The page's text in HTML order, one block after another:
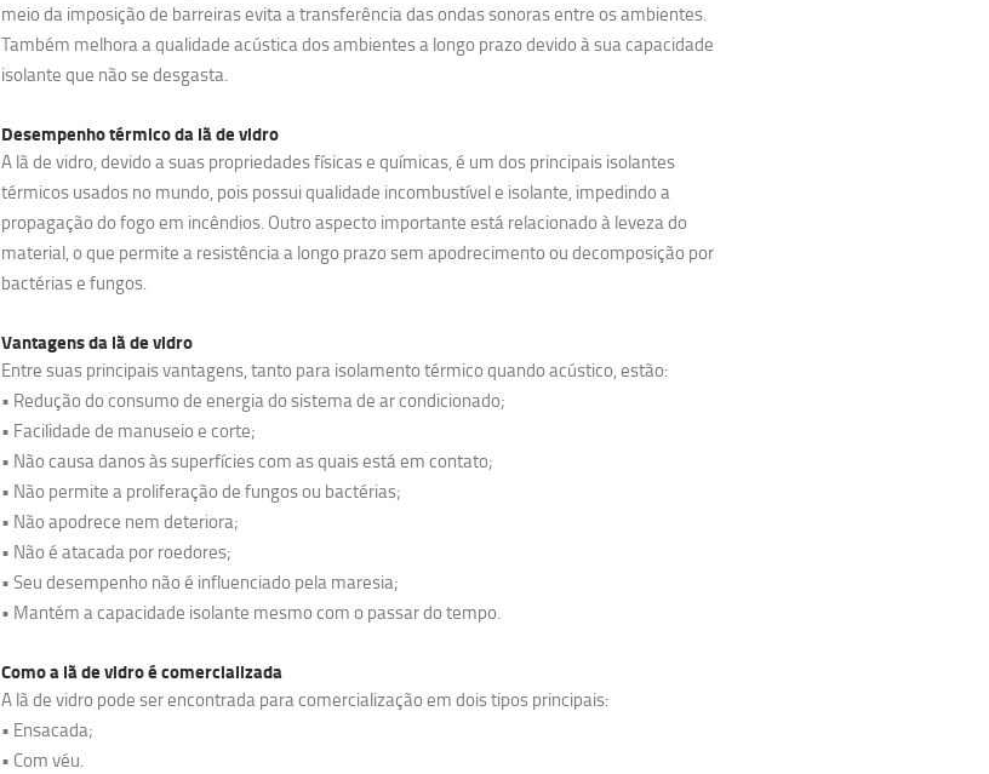
meio da imposição de barreiras evita a transferência das ondas sonoras entre os ambientes.
Também melhora a qualidade acústica dos ambientes a longo prazo devido à sua capacidade
isolante que não se desgasta.
Desempenho térmico da lã de vidro
A lã de vidro, devido a suas propriedades físicas e químicas, é um dos principais isolantes
térmicos usados no mundo, pois possui qualidade incombustível e isolante, impedindo a
propagação do fogo em incêndios. Outro aspecto importante está relacionado à leveza do
material, o que permite a resistência a longo prazo sem apodrecimento ou decomposição por
bactérias e fungos.
Vantagens da lã de vidro
Entre suas principais vantagens, tanto para isolamento térmico quando acústico, estão:
• Redução do consumo de energia do sistema de ar condicionado;
• Facilidade de manuseio e corte;
• Não causa danos às superfícies com as quais está em contato;
• Não permite a proliferação de fungos ou bactérias;
• Não apodrece nem deteriora;
• Não é atacada por roedores;
• Seu desempenho não é influenciado pela maresia;
• Mantém a capacidade isolante mesmo com o passar do tempo.
Como a lã de vidro é comercializada
A lã de vidro pode ser encontrada para comercialização em dois tipos principais:
• Ensacada;
• Com véu.